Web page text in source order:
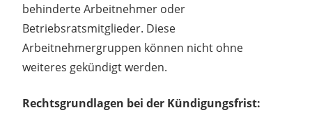
behinderte Arbeitnehmer oder
Betriebsratsmitglieder. Diese
Arbeitnehmergruppen können nicht ohne
weiteres gekündigt werden.
Rechtsgrundlagen bei der Kündigungsfrist: